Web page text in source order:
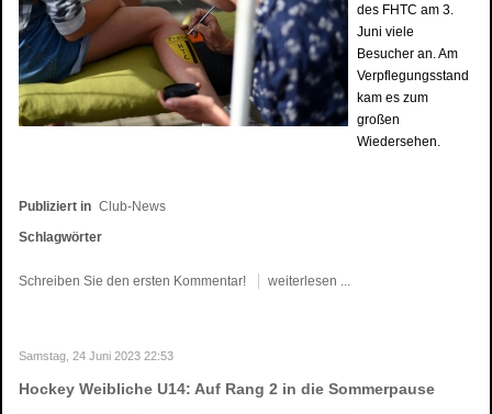
des FHTC am 3.
Juni viele
Besucher an. Am
Verpflegungsstand
kam es zum
großen
Wiedersehen.
Publiziert in Club-News
Schlagwörter
Schreiben Sie den ersten Kommentar! weiterlesen ...
Samstag, 24 Juni 2023 22:53
Hockey Weibliche U14: Auf Rang 2 in die Sommerpause